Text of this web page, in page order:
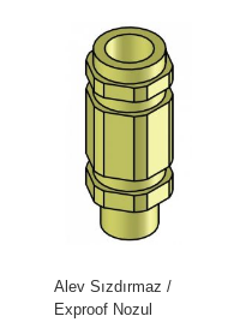
Alev Sızdırmaz /
Exproof Nozul